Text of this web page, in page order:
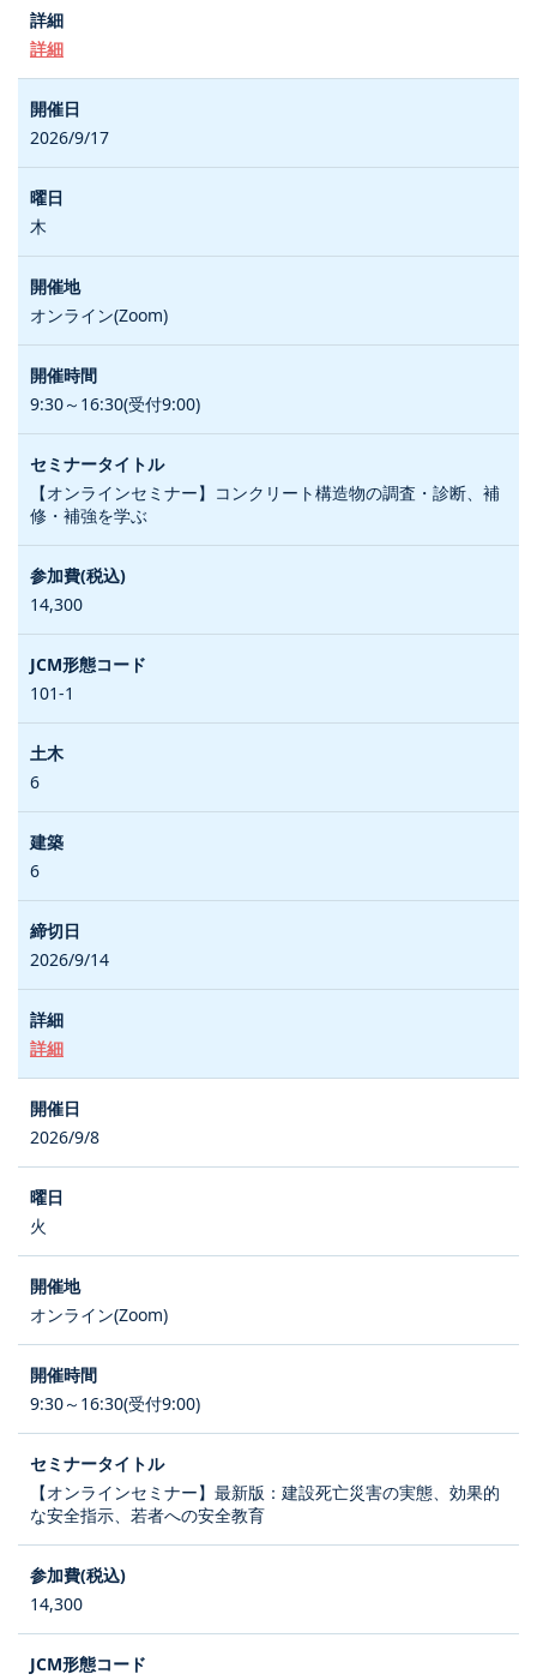
詳細
2026/9/17
木
オンライン(Zoom)
9:30～16:30(受付9:00)
【オンラインセミナー】コンクリート構造物の調査・診断、補
修・補強を学ぶ
14,300
101-1
6
6
2026/9/14
詳細
2026/9/8
火
オンライン(Zoom)
9:30～16:30(受付9:00)
【オンラインセミナー】最新版：建設死亡災害の実態、効果的
な安全指示、若者への安全教育
14,300